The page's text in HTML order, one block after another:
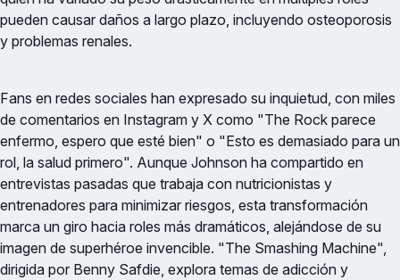
pueden causar daños a largo plazo, incluyendo osteoporosis
y problemas renales.
Fans en redes sociales han expresado su inquietud, con miles
de comentarios en Instagram y X como "The Rock parece
enfermo, espero que esté bien" o "Esto es demasiado para un
rol, la salud primero". Aunque Johnson ha compartido en
entrevistas pasadas que trabaja con nutricionistas y
entrenadores para minimizar riesgos, esta transformación
marca un giro hacia roles más dramáticos, alejándose de su
imagen de superhéroe invencible. "The Smashing Machine",
dirigida por Benny Safdie, explora temas de adicción y